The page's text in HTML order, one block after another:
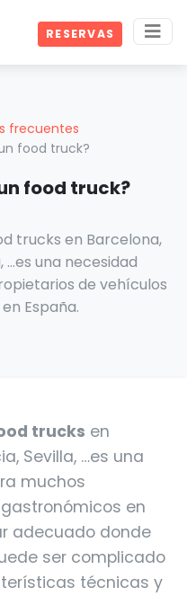
RESERVAS
frecuentes
food truck?
food truck?
trucks en Barcelona,
…es una necesidad
de vehículos
España.
trucks en
Sevilla, …es una
muchos
en
adecuado donde
ser complicado
técnicas y